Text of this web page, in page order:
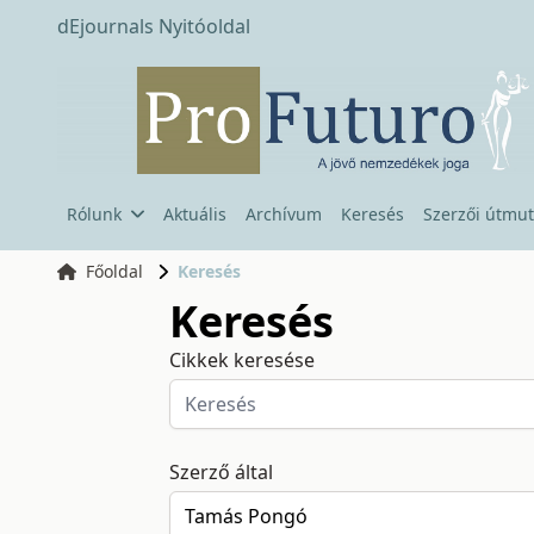
dEjournals Nyitóoldal
Rólunk Aktuális Archívum Keresés Szerzői
Főoldal Keresés
Keresés
Cikkek keresése
Szerző által